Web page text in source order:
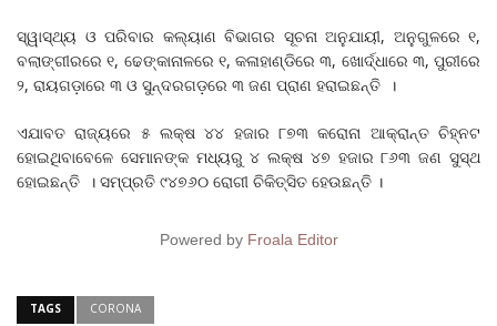
ସ୍ୱାସ୍ଥ୍ୟ ଓ ପରିବାର କଲ୍ୟାଣ ବିଭାଗର ସୂଚନା ଅନୁଯାୟୀ, ଅନୁଗୁଳରେ ୧,
ବଲାଙ୍ଗୀରରେ ୧, ଢେଙ୍କାନାଳରେ ୧, କଳାହାଣ୍ଡିରେ ୩, ଖୋର୍ଦ୍ଧାରେ ୩, ପୁରୀରେ
୨, ରାୟଗଡ଼ାରେ ୩ ଓ ସୁନ୍ଦରଗଡ଼ରେ ୩ ଜଣ ପ୍ରାଣ ହରାଇଛନ୍ତି ।
ଏଯାବତ ରାଜ୍ୟରେ ୫ ଲକ୍ଷ ୪୪ ହଜାର ୮୭୩ କରୋନା ଆକ୍ରାନ୍ତ ଚିହ୍ନଟ
ହୋଇଥିବାବେଳେ ସେମାନଙ୍କ ମଧ୍ୟରୁ ୪ ଲକ୍ଷ ୪୭ ହଜାର ୮୬୩ ଜଣ ସୁସ୍ଥ
ହୋଇଛନ୍ତି । ସମ୍ପ୍ରତି ୯୪୭୬୦ ରୋଗୀ ଚିକିତ୍ସିତ ହେଉଛନ୍ତି ।
Powered by Froala Editor
TAGS CORONA